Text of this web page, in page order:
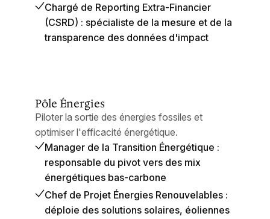
Chargé de Reporting Extra-Financier
(CSRD) : spécialiste de la mesure et de la
transparence des données d'impact
Pôle Énergies
Piloter la sortie des énergies fossiles et
optimiser l'efficacité énergétique.
Manager de la Transition Énergétique :
responsable du pivot vers des mix
énergétiques bas-carbone
Chef de Projet Énergies Renouvelables :
déploie des solutions solaires, éoliennes